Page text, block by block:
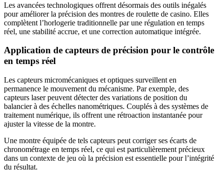
Les avancées technologiques offrent désormais des outils inégalés
pour améliorer la précision des montres de roulette de casino. Elles
complètent l’horlogerie traditionnelle par une régulation en temps
réel, une stabilité accrue, et une correction automatique intégrée.
Application de capteurs de précision pour le contrôle
en temps réel
Les capteurs micromécaniques et optiques surveillent en
permanence le mouvement du mécanisme. Par exemple, des
capteurs laser peuvent détecter des variations de position du
balancier à des échelles nanométriques. Couplés à des systèmes de
traitement numérique, ils offrent une rétroaction instantanée pour
ajuster la vitesse de la montre.
Une montre équipée de tels capteurs peut corriger ses écarts de
chronométrage en temps réel, ce qui est particulièrement précieux
dans un contexte de jeu où la précision est essentielle pour l’intégrité
du résultat.